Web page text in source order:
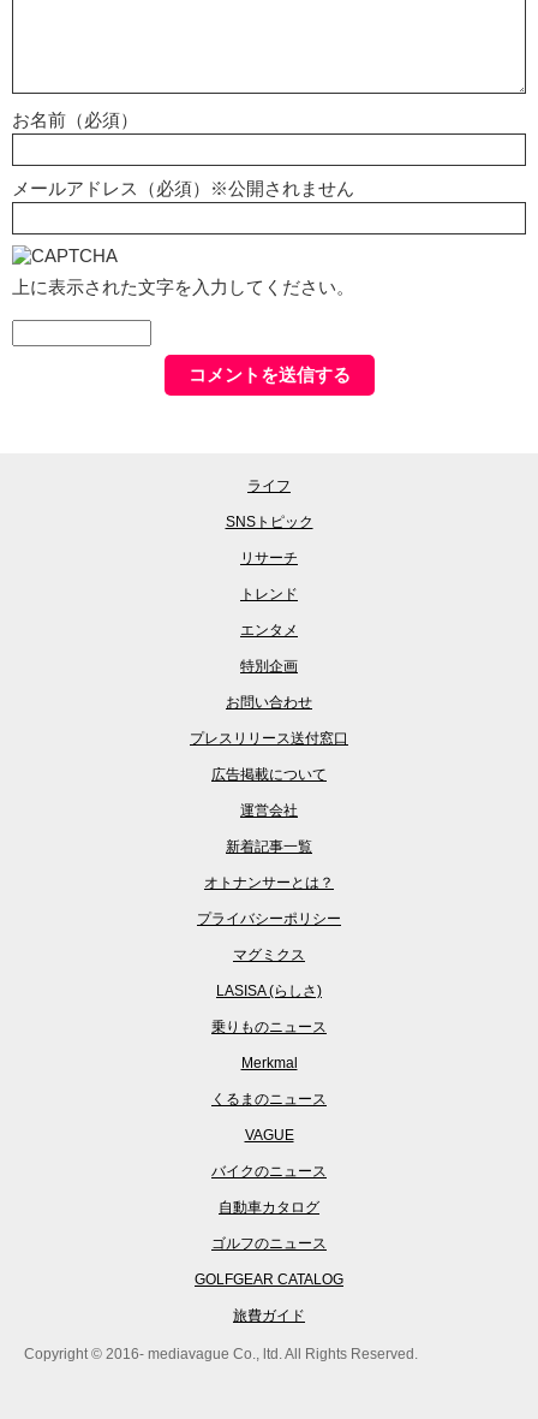
お名前（必須）
メールアドレス（必須）※公開されません
上に表示された文字を入力してください。
ライフ
SNSトピック
リサーチ
トレンド
エンタメ
特別企画
お問い合わせ
プレスリリース送付窓口
広告掲載について
運営会社
新着記事一覧
オトナンサーとは？
プライバシーポリシー
マグミクス
LASISA (らしさ)
乗りものニュース
Merkmal
くるまのニュース
VAGUE
バイクのニュース
自動車カタログ
ゴルフのニュース
GOLFGEAR CATALOG
旅費ガイド
Copyright © 2016- mediavague Co., ltd. All Rights Reserved.